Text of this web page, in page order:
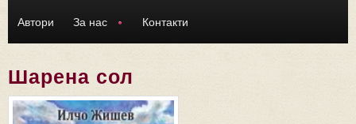
Автори За нас Контакти
Шарена сол